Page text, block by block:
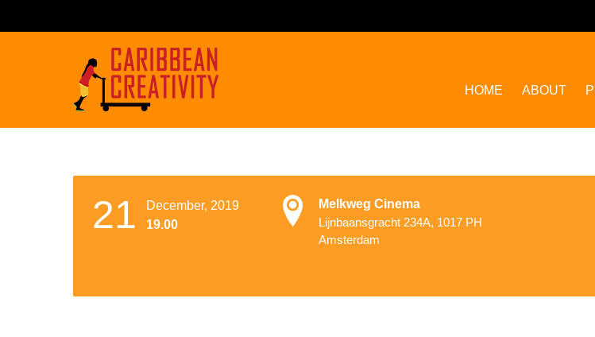
HOME ABOUT
21
December, 2019
19.00
Melkweg Cinema
Lijnbaansgracht 234A, 1017 PH
Amsterdam